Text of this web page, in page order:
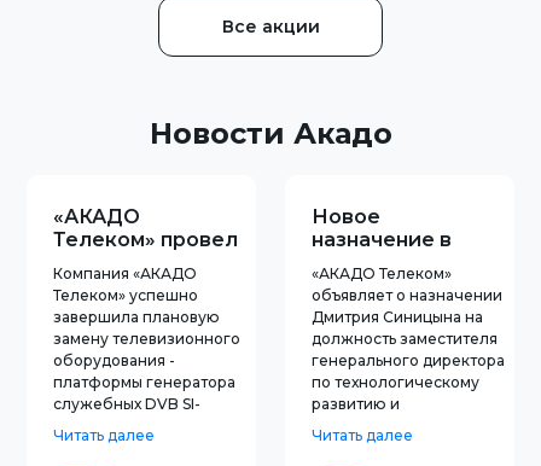
Все акции
Новости Акадо
«АКАДО
Телеком» провел
импортозамещение
Компания «АКАДО
Телеком» успешно
завершила плановую
замену телевизионного
оборудования -
платформы генератора
служебных DVB SI-
телевидения. Замена
Читать далее
Новое
назначение в
«АКАДО
Телеком»
«АКАДО Телеком»
объявляет о назначении
Дмитрия Синицына на
должность заместителя
генерального директора
по технологическому
развитию и
Синицын занимал пост
Читать далее